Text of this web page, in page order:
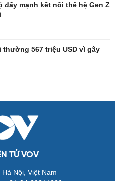
Doanh nghiệp 24h
Dinh dưỡng - món ngon
Cây thuốc
Sản phụ khoa
Nhi khoa
Làm đẹp - giảm cân
đẩy mạnh kết nối thế hệ Gen Z
thường 567 triệu USD vì gây
TỬ VOV
Nội, Việt Nam